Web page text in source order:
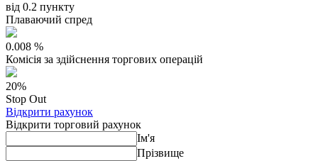
від 0.2 пункту
Плаваючий cпред
0.008 %
Коміcія за здійcнення торгових операцій
20%
Stop Out
Відкрити рахунок
Відкрити торговий рахунок
Ім'я
Прізвище